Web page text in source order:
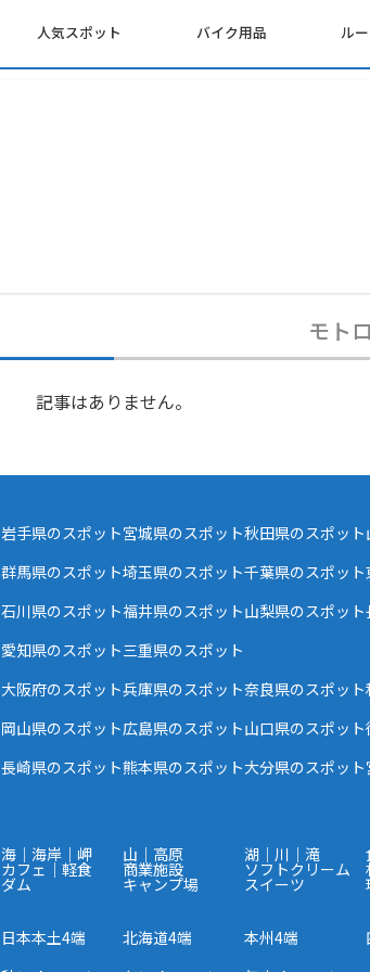
人気スポット バイク用品 ル
モト
記事はありません。
岩手県のスポット宮城県のスポット秋田県のスポット
群馬県のスポット埼玉県のスポット千葉県のスポット
石川県のスポット福井県のスポット山梨県のスポット
愛知県のスポット三重県のスポット
大阪府のスポット兵庫県のスポット奈良県のスポット
岡山県のスポット広島県のスポット山口県のスポット
長崎県のスポット熊本県のスポット大分県のスポット
海｜海岸｜岬 山｜高原 湖｜川｜滝
カフェ｜軽食 商業施設 ソフトクリーム
ダム キャンプ場 スイーツ
日本本土4端 北海道4端 本州4端